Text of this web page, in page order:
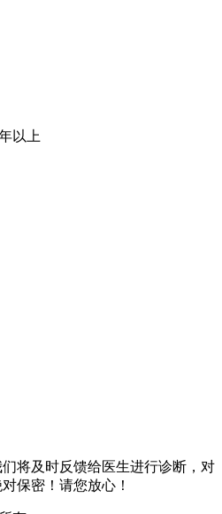
以上
将及时反馈给医生进行诊断，对
保密！请您放心！